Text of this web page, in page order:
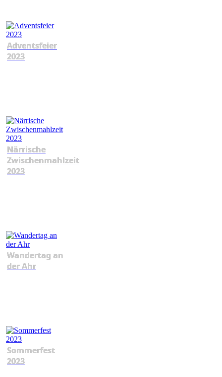
Adventsfeier
2023
Närrische
Zwischenmahlzeit
2023
Wandertag an
der Ahr
Sommerfest
2023